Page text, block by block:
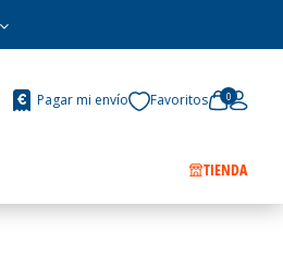
Pagar mi envío Favoritos 0
TIENDA